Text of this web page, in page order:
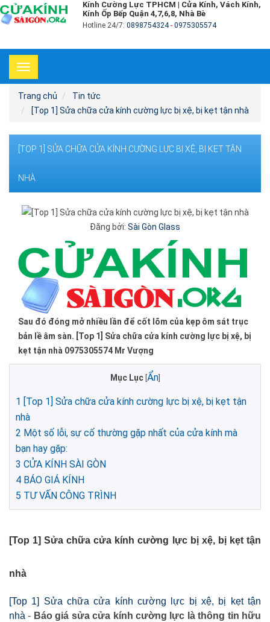
Kính Cường Lực TPHCM | Cửa Kính, Vách Kính,
Kính Ốp Bếp Quận 4,7,6,8, Nhà Bè
Hotline 24/7: 0898754324- 0975305574
Toggle
navigation
Trang chủ
Tin tức
[Top 1] Sửa chữa cửa kính cường lực bị xệ, bị kẹt tận nhà
[TOP 1] SỬA CHỮA CỬA KÍNH CƯỜNG LỰC BỊ XỆ, BỊ KẸT TẬN
NHÀ
Đăng bởi: Sài Gòn Glass
Sau đó đóng mở nhiều lần để cốt lõm của kẹp ôm sát trục
bản lề âm sàn. [Top 1] Sửa chữa cửa kính cường lực bị xệ, bị
kẹt tận nhà 0975305574 Mr Vượng
Mục Lục Ẩn]
1 [Top 1] Sửa chữa cửa kính cường lực bị xệ, bị kẹt tận
nhà
2 Một số lỗi, sự cố thường gặp nhất của cửa kính mà
bạn hay gặp:
3 CỬA KÍNH SÀI GÒN
4 BÁO GIÁ KÍNH
5 TƯ VẤN CÔNG TRÌNH
[Top 1] Sửa chữa cửa kính cường lực bị xệ, bị kẹt tận
nhà
[Top 1] Sửa chữa cửa kính cường lực bị xệ, bị kẹt tận
nhà - Báo giá sửa cửa kính cường lực là thông tin hữu